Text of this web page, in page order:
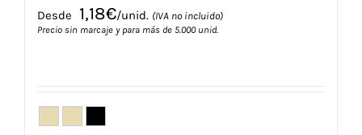
Desde 1,18€/unid. (IVA no incluido)
Precio sin marcaje y para más de 5.000 unid.